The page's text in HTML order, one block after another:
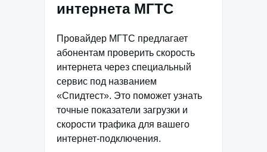
интернета МГТС
Провайдер МГТС предлагает
абонентам проверить скорость
интернета через специальный
сервис под названием
«Спидтест». Это поможет узнать
точные показатели загрузки и
скорости трафика для вашего
интернет-подключения.